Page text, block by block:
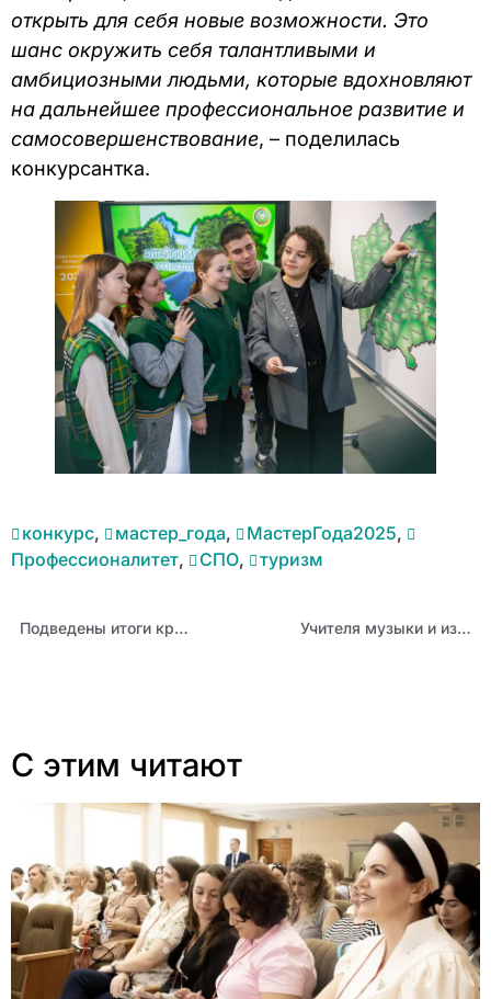
открыть для себя новые возможности. Это
шанс окружить себя талантливыми и
амбициозными людьми, которые вдохновляют
на дальнейшее профессиональное развитие и
самосовершенствование, – поделилась
конкурсантка.
конкурс, мастер_года, МастерГода2025,
Профессионалитет, СПО, туризм
Подведены итоги краевого образовательного события по функциональной грамотности Учителя музыки и изобразительного искусства прошли курсы повышения квалификации
С этим читают